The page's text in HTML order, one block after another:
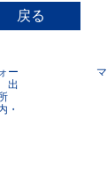
戻る
ー
出
・